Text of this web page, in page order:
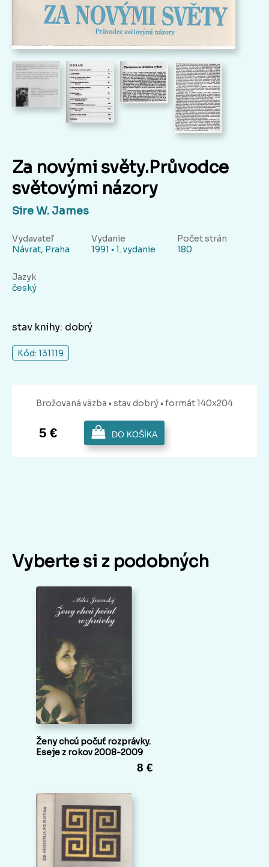
Za novými světy.Průvodce
světovými názory
Sire W. James
Vydavateľ
Návrat, Praha
Vydanie
1991 • 1. vydanie
Počet strán
180
Jazyk
český
stav knihy: dobrý
Kód: 131119
Brožovaná väzba • stav dobrý • formát 140x204
5 € DO KOŠÍKA
Vyberte si z podobných
Ženy chcú počuť rozprávky.
Eseje z rokov 2008-2009
8 €